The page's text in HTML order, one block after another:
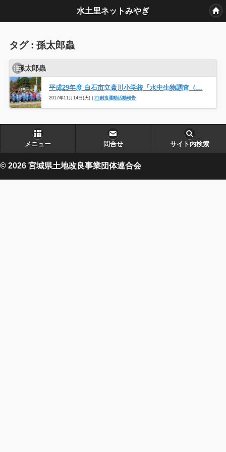
水土里ネットみやぎ
タグ : 孫太郎蟲
孫太郎蟲
平成29年度 白石市立斎川小学校「水中生物調査（…
2017年11月14日(火) |21創造運動活動報告
メニュー 問合せ サイト内検索
© 2026 宮城県土地改良事業団体連合会